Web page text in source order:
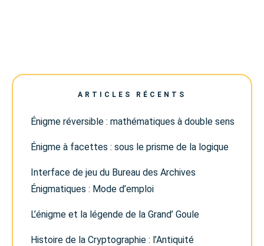
ARTICLES RÉCENTS
Énigme réversible : mathématiques à double sens
Énigme à facettes : sous le prisme de la logique
Interface de jeu du Bureau des Archives
Énigmatiques : Mode d’emploi
L’énigme et la légende de la Grand’ Goule
Histoire de la Cryptographie : l’Antiquité